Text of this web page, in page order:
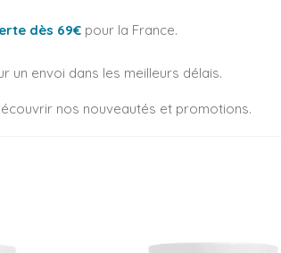
dès 69€ pour la France.
envoi dans les meilleurs délais.
nos nouveautés et promotions.